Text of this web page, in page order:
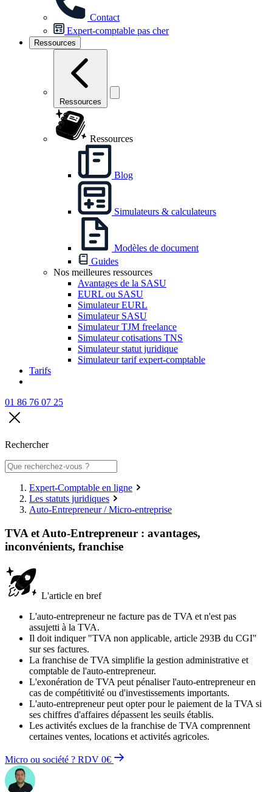
Contact
Expert-comptable pas cher
Ressources
Ressources
Ressources
Blog
Simulateurs & calculateurs
Modèles de document
Guides
Nos meilleures ressources
Avantages de la SASU
EURL ou SASU
Simulateur EURL
Simulateur SASU
Simulateur TJM freelance
Simulateur cotisations TNS
Simulateur statut juridique
Simulateur tarif expert-comptable
Tarifs
01 86 76 07 25
Rechercher
Expert-Comptable en ligne
Les statuts juridiques
Auto-Entrepreneur / Micro-entreprise
TVA et Auto-Entrepreneur : avantages,
inconvénients, franchise
L'article en bref
L'auto-entrepreneur ne facture pas de TVA et n'est pas
assujetti à la TVA.
Il doit indiquer "TVA non applicable, article 293B du CGI"
sur ses factures.
La franchise de TVA simplifie la gestion administrative et
comptable de l'auto-entrepreneur.
L'exonération de TVA peut pénaliser l'auto-entrepreneur en
cas de compétitivité ou d'investissements importants.
L'auto-entrepreneur peut opter pour le paiement de la TVA si
ses chiffres d'affaires dépassent les seuils établis.
Les activités exclues de la franchise de TVA comprennent
certaines ventes, locations et activités agricoles.
Micro ou société ? RDV 0€